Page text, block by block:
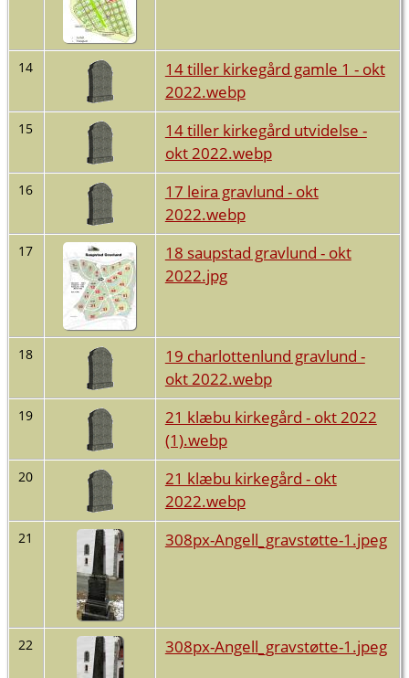
14
14 tiller kirkegård gamle 1 - okt
2022.webp
15
14 tiller kirkegård utvidelse -
okt 2022.webp
16
17 leira gravlund - okt
2022.webp
17
18 saupstad gravlund - okt
2022.jpg
18
19 charlottenlund gravlund -
okt 2022.webp
19
21 klæbu kirkegård - okt 2022
(1).webp
20
21 klæbu kirkegård - okt
2022.webp
21 308px-Angell_gravstøtte-1.jpeg
22 308px-Angell_gravstøtte-1.jpeg